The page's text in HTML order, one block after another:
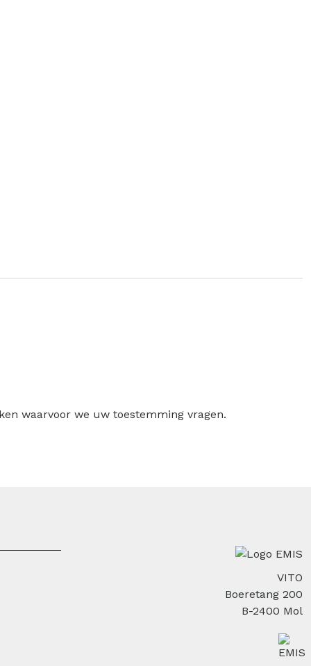
waarvoor we uw toestemming vragen.
VITO
Boeretang 200
B-2400 Mol